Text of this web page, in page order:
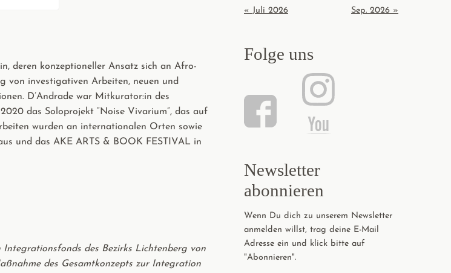
deren konzeptioneller Ansatz sich an Afro-
von investigativen Arbeiten, neuen und
D’Andrade war Mitkurator:in des
das Soloprojekt “Noise Vivarium”, das auf
wurden an internationalen Orten sowie
und das AKE ARTS & BOOK FESTIVAL in
des Bezirks Lichtenberg von
des Gesamtkonzepts zur Integration
« Juli 2026 Sep. 2026 »
Folge uns
Newsletter
abonnieren
Wenn Du dich zu unserem Newsletter
anmelden willst, trag deine E-Mail
Adresse ein und klick bitte auf
"Abonnieren".